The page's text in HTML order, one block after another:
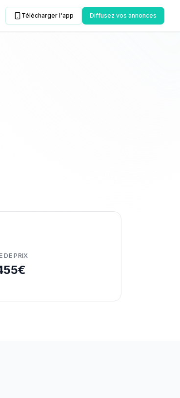
Télécharger l'app Diffusez vos annonces
DE PRIX